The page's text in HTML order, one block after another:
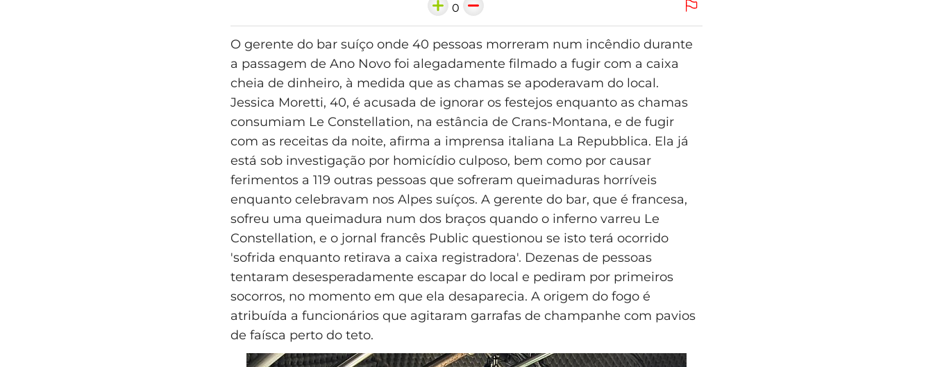
0
O gerente do bar suíço onde 40 pessoas morreram num incêndio durante
a passagem de Ano Novo foi alegadamente filmado a fugir com a caixa
cheia de dinheiro, à medida que as chamas se apoderavam do local.
Jessica Moretti, 40, é acusada de ignorar os festejos enquanto as chamas
consumiam Le Constellation, na estância de Crans-Montana, e de fugir
com as receitas da noite, afirma a imprensa italiana La Repubblica. Ela já
está sob investigação por homicídio culposo, bem como por causar
ferimentos a 119 outras pessoas que sofreram queimaduras horríveis
enquanto celebravam nos Alpes suíços. A gerente do bar, que é francesa,
sofreu uma queimadura num dos braços quando o inferno varreu Le
Constellation, e o jornal francês Public questionou se isto terá ocorrido
'sofrida enquanto retirava a caixa registradora'. Dezenas de pessoas
tentaram desesperadamente escapar do local e pediram por primeiros
socorros, no momento em que ela desaparecia. A origem do fogo é
atribuída a funcionários que agitaram garrafas de champanhe com pavios
de faísca perto do teto.